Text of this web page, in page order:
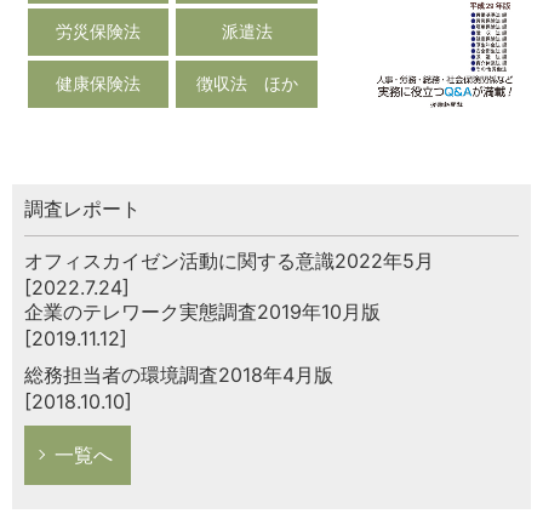
労災保険法 派遣法
健康保険法 徴収法 ほか
調査レポート
オフィスカイゼン活動に関する意識2022年5月
[2022.7.24]
企業のテレワーク実態調査2019年10月版
[2019.11.12]
総務担当者の環境調査2018年4月版
[2018.10.10]
一覧へ